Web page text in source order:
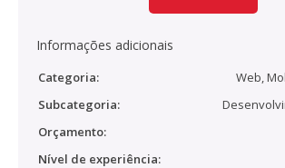
Informações adicionais
Categoria:
Web,
Subcategoria:
Orçamento:
Nível de experiência: